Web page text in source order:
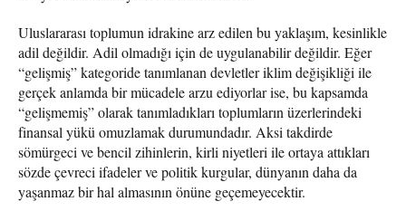
Uluslararası toplumun idrakine arz edilen bu yaklaşım, kesinlikle
adil değildir. Adil olmadığı için de uygulanabilir değildir. Eğer
“gelişmiş” kategoride tanımlanan devletler iklim değişikliği ile
gerçek anlamda bir mücadele arzu ediyorlar ise, bu kapsamda
“gelişmemiş” olarak tanımladıkları toplumların üzerlerindeki
finansal yükü omuzlamak durumundadır. Aksi takdirde
sömürgeci ve bencil zihinlerin, kirli niyetleri ile ortaya attıkları
sözde çevreci ifadeler ve politik kurgular, dünyanın daha da
yaşanmaz bir hal almasının önüne geçemeyecektir.